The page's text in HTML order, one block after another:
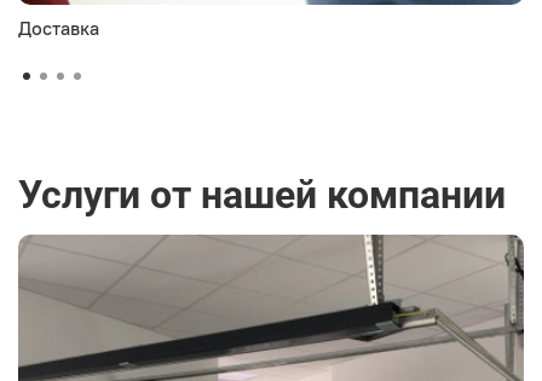
Доставка
Услуги от нашей компании